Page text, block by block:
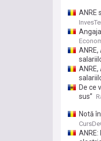
ANRE
la
De ce
sus”
Notă
din